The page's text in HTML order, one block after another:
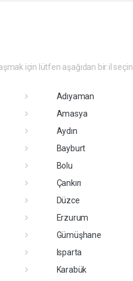
için lütfen aşağıdan bir il seçin
Adıyaman
Amasya
Aydın
Bayburt
Bolu
Çankırı
Düzce
Erzurum
Gümüşhane
Isparta
Karabük